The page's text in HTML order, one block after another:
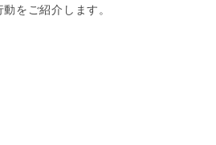
をご紹介します。